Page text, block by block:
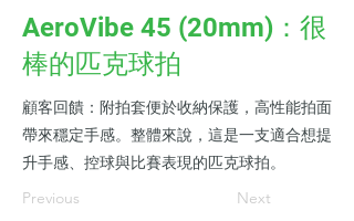
AeroVibe 45 (20mm)：很
棒的匹克球拍
顧客回饋：附拍套便於收納保護，高性能拍面
帶來穩定手感。整體來說，這是一支適合想提
升手感、控球與比賽表現的匹克球拍。
Previous
Next